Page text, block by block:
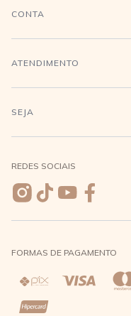
História
Conecte-se
CONTA
Login
Meus pedidos
Wishlist
ATENDIMENTO
Compra Segura
Entrega e Frete
Trocas e Devoluções
Direito de
Política de
SEJA
REDES SOCIAIS
FORMAS DE PAGAMENTO